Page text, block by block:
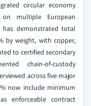
circular economy
on multiple European
has demonstrated total
by weight, with copper,
to certified secondary
chain-of-custody
across five major
now include minimum
enforceable contract